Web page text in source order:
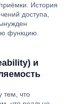
История
доступа,
функцию.
и
тем, что